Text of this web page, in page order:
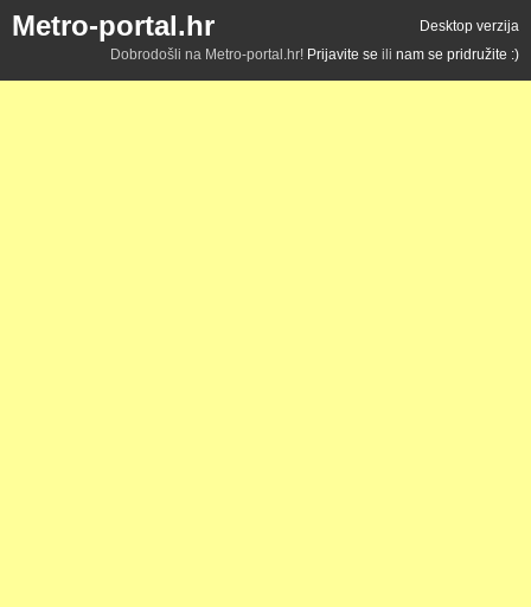
Metro-portal.hr
Desktop verzija
Dobrodošli na Metro-portal.hr! Prijavite se ili nam se pridružite :)